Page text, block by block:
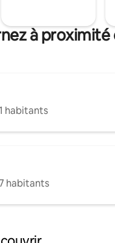
à proximité
habitants
habitants